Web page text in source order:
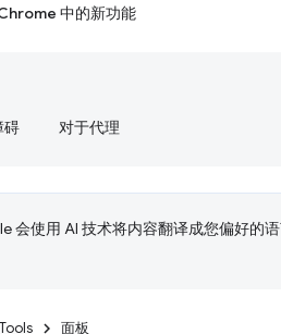
中的新功能
碍 对于代理
会使用 AI 技术将内容翻译成您偏好的
面板